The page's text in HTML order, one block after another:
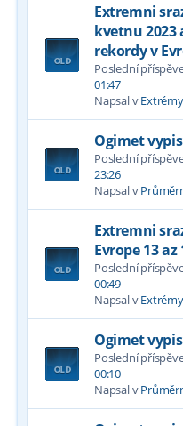
Extremni
kvetnu 2023
rekordy v
Poslední
01:47
Napsal v
Ogimet
Poslední
23:26
Napsal v
Extremni
Evrope 13
Poslední
00:49
Napsal v
Ogimet
Poslední
00:10
Napsal v